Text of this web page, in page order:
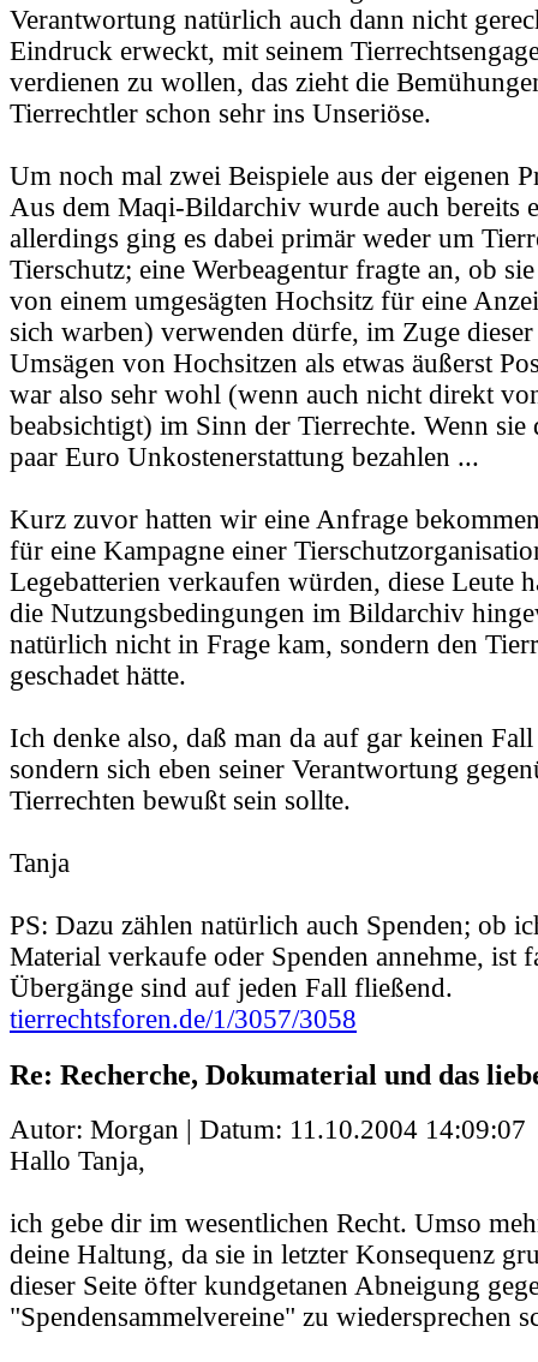
Verantwortung natürlich auch dann nicht
Eindruck erweckt, mit seinem
verdienen zu wollen, das zieht die
Tierrechtler schon sehr ins Unseriöse.
Um noch mal zwei Beispiele aus der eigenen
Aus dem Maqi-Bildarchiv wurde auch bereits
allerdings ging es dabei primär weder um
Tierschutz; eine Werbeagentur fragte an, ob
von einem umgesägten Hochsitz für eine
sich warben) verwenden dürfe, im Zuge
Umsägen von Hochsitzen als etwas äußerst
war also sehr wohl (wenn auch nicht direkt
beabsichtigt) im Sinn der Tierrechte. Wenn sie
paar Euro Unkostenerstattung bezahlen ...
Kurz zuvor hatten wir eine Anfrage
für eine Kampagne einer
Legebatterien verkaufen würden, diese Leute
die Nutzungsbedingungen im Bildarchiv
natürlich nicht in Frage kam, sondern den
geschadet hätte.
Ich denke also, daß man da auf gar keinen
sondern sich eben seiner Verantwortung
Tierrechten bewußt sein sollte.
Tanja
PS: Dazu zählen natürlich auch Spenden; ob
Material verkaufe oder Spenden annehme, ist
Übergänge sind auf jeden Fall fließend.
tierrechtsforen.de/1/3057/3058
Re: Recherche, Dokumaterial und das
Autor: Morgan | Datum: 11.10.2004 14:09:07
Hallo Tanja,
ich gebe dir im wesentlichen Recht. Umso
deine Haltung, da sie in letzter Konsequenz
dieser Seite öfter kundgetanen Abneigung
"Spendensammelvereine" zu wiedersprechen